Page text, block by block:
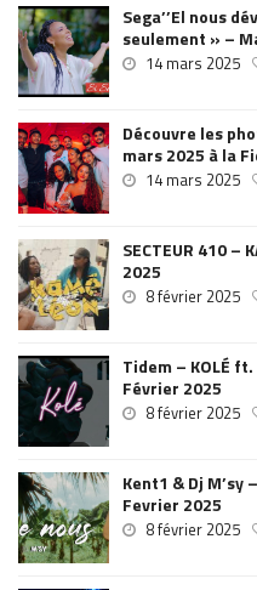
Sega’’El nous
seulement » –
14 mars 2025
Découvre les
mars 2025 à la
14 mars 2025
SECTEUR 410 –
2025
8 février 2025
Tidem – KOLÉ
Février 2025
8 février 2025
Kent1 & Dj M’sy
Fevrier 2025
8 février 2025